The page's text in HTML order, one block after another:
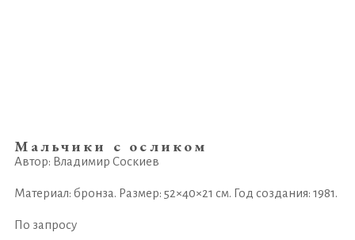
Мальчики с осликом
Автор: Владимир Соскиев
Материал: бронза. Размер: 52×40×21 см. Год создания: 1981.
По запросу